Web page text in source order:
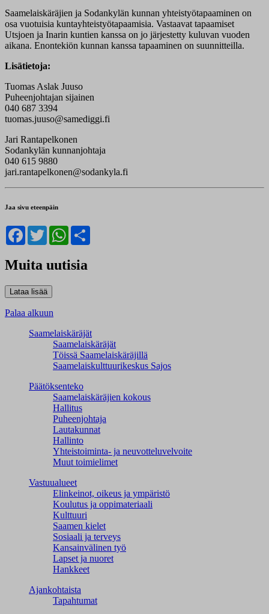
Saamelaiskäräjien ja Sodankylän kunnan yhteistyötapaaminen on
osa vuotuisia kuntayhteistyötapaamisia. Vastaavat tapaamiset
Utsjoen ja Inarin kuntien kanssa on jo järjestetty kuluvan vuoden
aikana. Enontekiön kunnan kanssa tapaaminen on suunnitteilla.
Lisätietoja:
Tuomas Aslak Juuso
Puheenjohtajan sijainen
040 687 3394
tuomas.juuso@samediggi.fi
Jari Rantapelkonen
Sodankylän kunnanjohtaja
040 615 9880
jari.rantapelkonen@sodankyla.fi
Jaa sivu eteenpäin
Facebook
TwitterWhatsApp
Muita uutisia
Palaa alkuun
Saamelaiskäräjät
Saamelaiskäräjät
Töissä Saamelaiskäräjillä
Saamelaiskulttuuri­keskus Sajos
Päätöksenteko
Saamelaiskäräjien kokous
Hallitus
Puheenjohtaja
Lautakunnat
Hallinto
Yhteistoiminta- ja neuvotteluvelvoite
Muut toimielimet
Vastuualueet
Elinkeinot, oikeus ja ympäristö
Koulutus ja oppimateriaali
Kulttuuri
Saamen kielet
Sosiaali ja terveys
Kansainvälinen työ
Lapset ja nuoret
Hankkeet
Ajankohtaista
Tapahtumat